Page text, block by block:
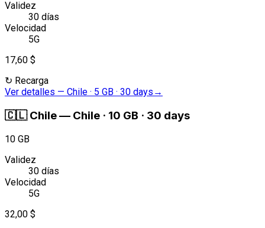
Validez
30 días
Velocidad
5G
17,60 $
↻ Recarga
Ver detalles — Chile · 5 GB · 30 days →
🇨🇱 Chile— Chile · 10 GB · 30 days
10 GB
Validez
30 días
Velocidad
5G
32,00 $